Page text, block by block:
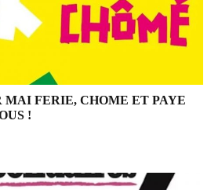
MAI FERIE, CHOME ET PAYE
!